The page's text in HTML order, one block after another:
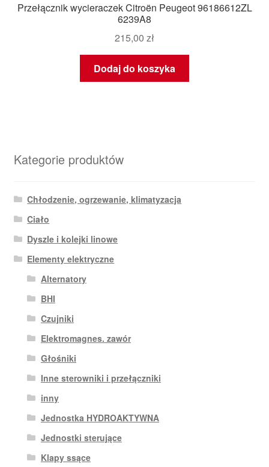
Przełącznik wycieraczek Citroën Peugeot 96186612ZL
6239A8
215,00 zł
Dodaj do koszyka
Kategorie produktów
Chłodzenie, ogrzewanie, klimatyzacja
Ciało
Dyszle i kolejki linowe
Elementy elektryczne
Alternatory
BHI
Czujniki
Elektromagnes. zawór
Głośniki
Inne sterowniki i przełączniki
inny
Jednostka HYDROAKTYWNA
Jednostki sterujące
Klapy ssące